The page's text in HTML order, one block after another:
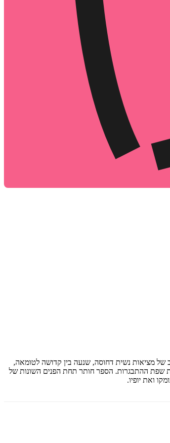
של מציאות נשית דחוסה, שנעה בין קדושה לטומאה,
שפת ההתבגרות. הספר חותר תחת הפנים השונות של
ואת יופיו.